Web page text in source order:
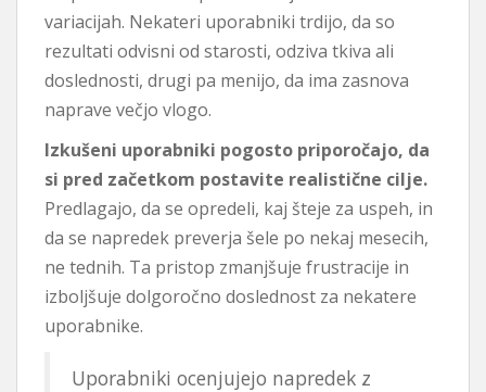
variacijah. Nekateri uporabniki trdijo, da so
rezultati odvisni od starosti, odziva tkiva ali
doslednosti, drugi pa menijo, da ima zasnova
naprave večjo vlogo.
Izkušeni uporabniki pogosto priporočajo, da
si pred začetkom postavite realistične cilje.
Predlagajo, da se opredeli, kaj šteje za uspeh, in
da se napredek preverja šele po nekaj mesecih,
ne tednih. Ta pristop zmanjšuje frustracije in
izboljšuje dolgoročno doslednost za nekatere
uporabnike.
Uporabniki ocenjujejo napredek z